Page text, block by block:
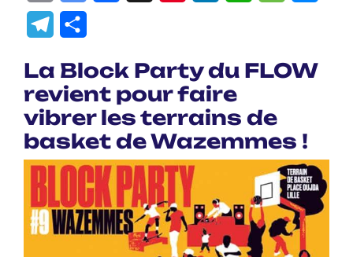
Link
Telegram
La Block Party du FLOW
revient pour faire
vibrer les terrains de
basket de Wazemmes !